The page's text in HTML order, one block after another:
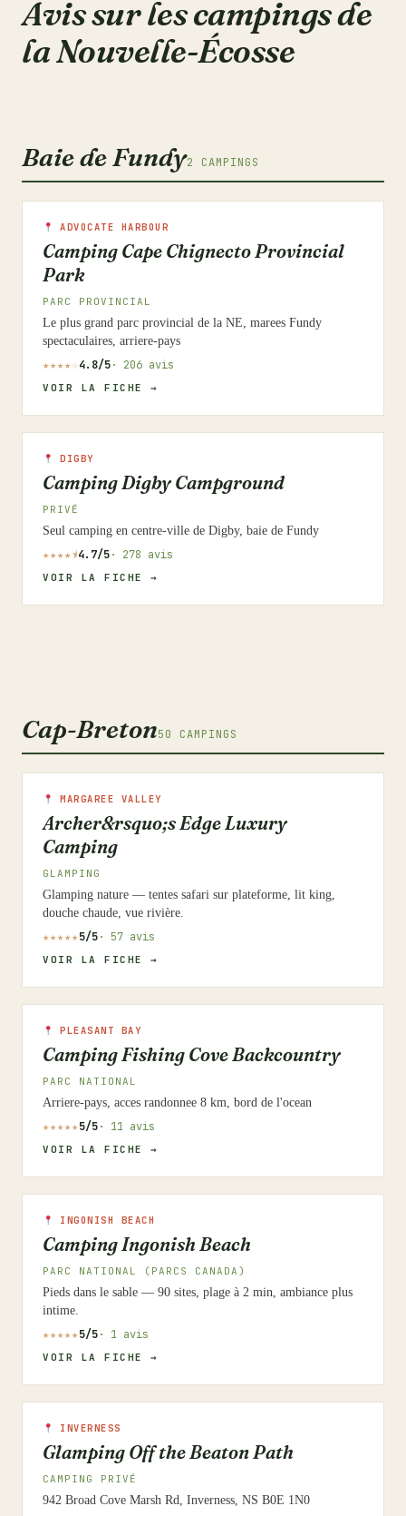
Avis sur les campings de
la Nouvelle-Écosse
Baie de Fundy2 CAMPINGS
ADVOCATE HARBOUR
Camping Cape Chignecto Provincial
Park
PARC PROVINCIAL
Le plus grand parc provincial de la NE, marees Fundy
spectaculaires, arriere-pays
★★★★☆4.8/5· 206 avis
VOIR LA FICHE →
DIGBY
Camping Digby Campground
PRIVÉ
Seul camping en centre-ville de Digby, baie de Fundy
★★★★⯨4.7/5· 278 avis
VOIR LA FICHE →
Cap-Breton50 CAMPINGS
MARGAREE VALLEY
Archer&rsquo;s Edge Luxury
Camping
GLAMPING
Glamping nature — tentes safari sur plateforme, lit king,
douche chaude, vue rivière.
★★★★★5/5· 57 avis
VOIR LA FICHE →
PLEASANT BAY
Camping Fishing Cove Backcountry
PARC NATIONAL
Arriere-pays, acces randonnee 8 km, bord de l'ocean
★★★★★5/5· 11 avis
VOIR LA FICHE →
INGONISH BEACH
Camping Ingonish Beach
PARC NATIONAL (PARCS CANADA)
Pieds dans le sable — 90 sites, plage à 2 min, ambiance plus
intime.
★★★★★5/5· 1 avis
VOIR LA FICHE →
INVERNESS
Glamping Off the Beaton Path
CAMPING PRIVÉ
942 Broad Cove Marsh Rd, Inverness, NS B0E 1N0